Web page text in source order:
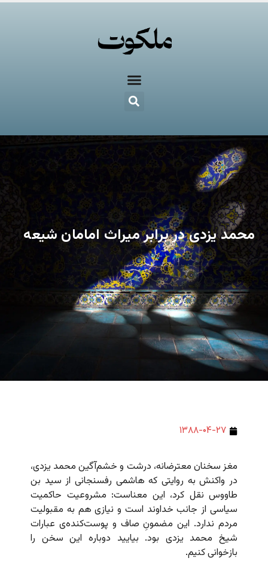
محمد یزدی در برابر میراث امامان شیعه
۱۳۸۸-۰۴-۲۷
مغز سخنان معترضانه، درشت و خشم‌آگین محمد یزدی،
در واکنش به روایتی که هاشمی رفسنجانی از سید بن
طاووس نقل کرد، این معناست: مشروعیت حاکمیت
سیاسی از جانب خداوند است و نیازی هم به مقبولیت
مردم ندارد. این مضمونِ صاف و پوست‌کنده‌ی عبارات
شیخ محمد یزدی بود. بیایید دوباره این سخن را
بازخوانی کنیم.